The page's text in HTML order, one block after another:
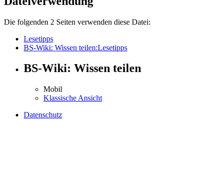
Die folgenden 2 Seiten verwenden diese Datei:
Lesetipps
BS-Wiki: Wissen teilen:Lesetipps
BS-Wiki: Wissen teilen
Mobil
Klassische Ansicht
Datenschutz